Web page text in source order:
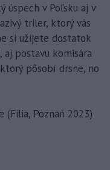
úspech v Poľsku aj v
triler, ktorý vás
si užijete dostatok
aj postavu komisára
pôsobí drsne, no
(Filia, Poznań 2023)